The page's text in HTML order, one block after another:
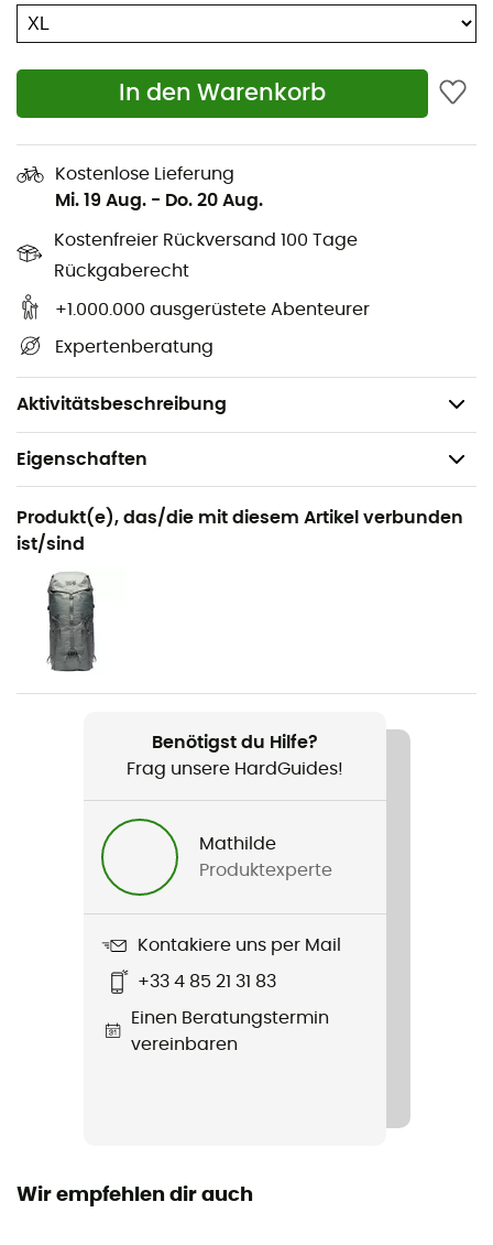
In den Warenkorb
Kostenlose Lieferung
Mi. 19 Aug. - Do. 20 Aug.
Kostenfreier Rückversand 100 Tage
Rückgaberecht
+1.000.000 ausgerüstete Abenteurer
Expertenberatung
Aktivitätsbeschreibung
einer Bauschkraft von 800
2 Reißverschlusstaschen
Verstellbarer Saum mit Kordelzug
Elastische Ärmelbündchen
Elastische Kapuze
Komprimierbare Daunenjacke: lässt sich leicht in
ihrer eigenen Tasche mit internem Karabiner
Gewicht: 249 g
Eigenschaften
Geeignet für
Wandern / Klettern / Bergsteigen / Alltag
Geschlecht
Herren
Gewicht
220 g
Ghost Whisperer/2 Hoody
Zusatzinformation
Elastische Bündchen / verstellbarer Saum mit
Wasserdichtigkeit
Bluesign™ / Responsible Down Standard / Recycelt
Ja
Produkt(e), das/die mit diesem Artikel verbunden
ist/sind
Benötigst du Hilfe?
Frag unsere HardGuides!
Mathilde
Produktexperte
Kontakiere uns per Mail
+33 4 85 21 31 83
Einen Beratungstermin
vereinbaren
Wir empfehlen dir auch